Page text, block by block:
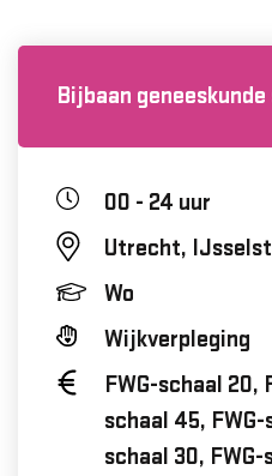
Bijbaan
00 - 24 uur
Utrecht,
Wo
Wijkverpleging
FWG-schaal 20,
schaal 45, FWG-
schaal 30, FWG-